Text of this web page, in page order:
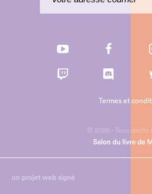
© 2026 - Tous droits
Termes et
un projet web signé